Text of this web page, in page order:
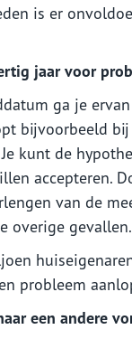
is er
jaar voor
ga je
bijvoorbeeld
kunt de
accepteren.
van de
overige gevallen.
probleem
een andere